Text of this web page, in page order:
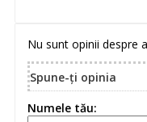
Nu sunt opinii despre
Spune-ţi opinia
Numele tău: